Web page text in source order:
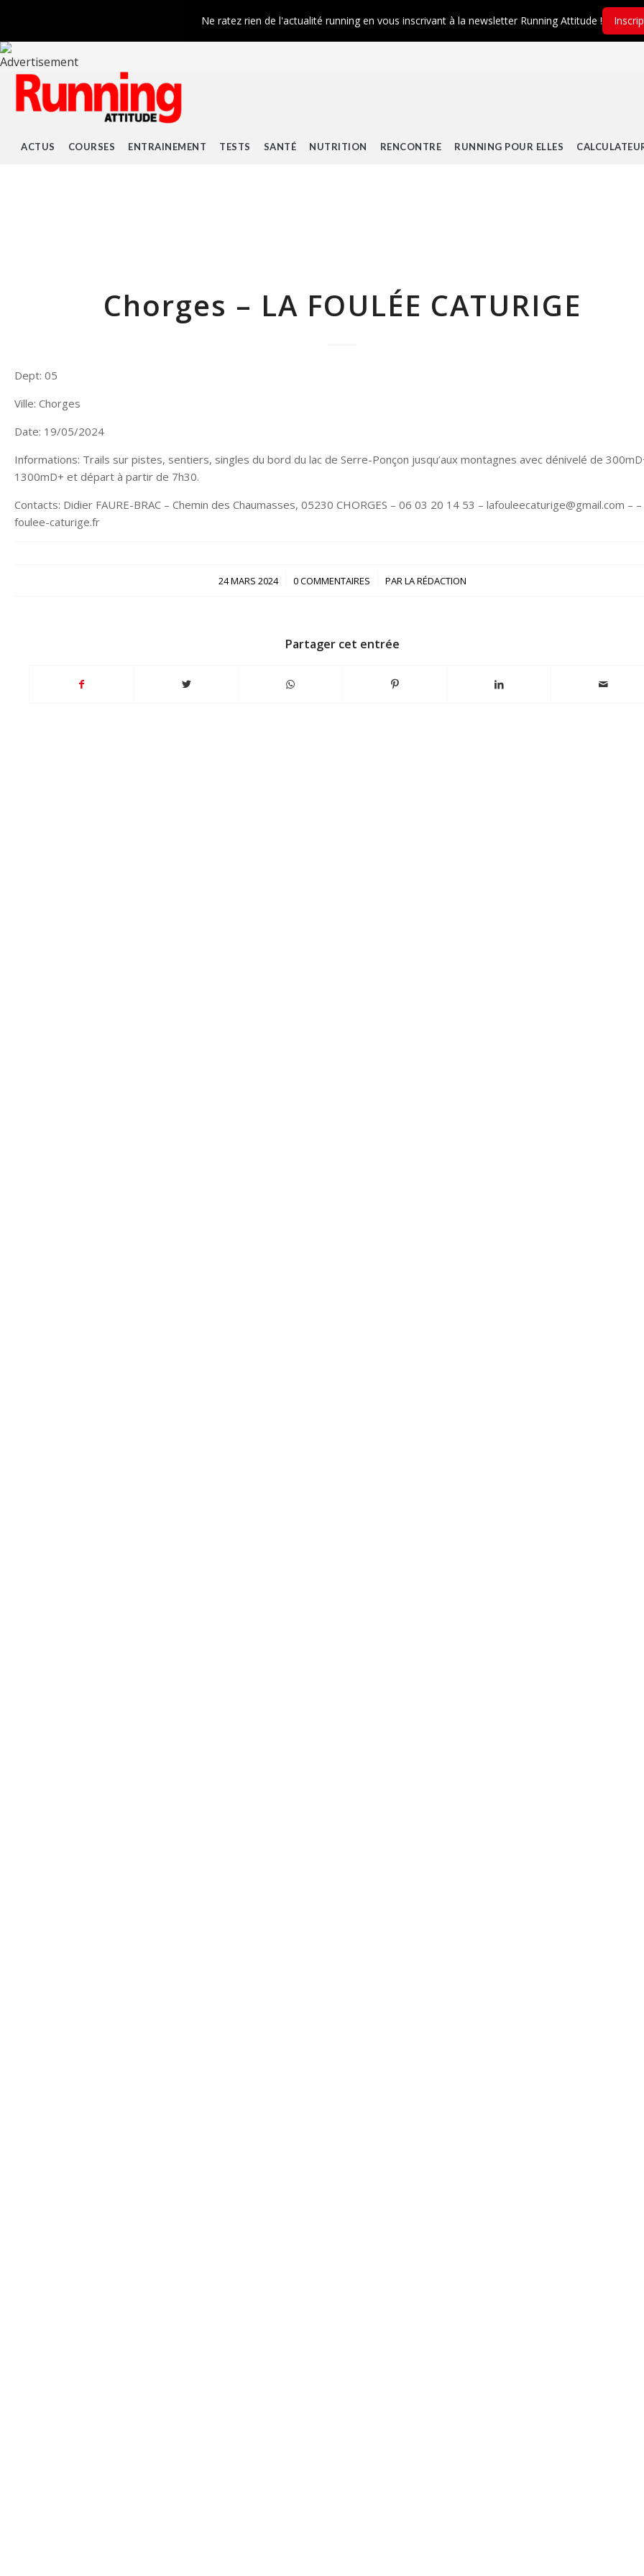
ACTUS COURSES ENTRAINEMENT TESTS SANTÉ NUTRITION RENCONTRE RUNNING POUR ELLES
Chorges – LA FOULÉE CATURIGE
Dept: 05
Ville: Chorges
Date: 19/05/2024
Informations: Trails sur pistes, sentiers, singles du bord du lac de Serre-Ponçon jusqu’aux montagnes avec dénivelé de
1300mD+ et départ à partir de 7h30.
Contacts: Didier FAURE-BRAC – Chemin des Chaumasses, 05230 CHORGES – 06 03 20 14 53 – lafouleecaturige@gmail.com – –
foulee-caturige.fr
24 MARS 2024
/ 0 COMMENTAIRES
/ PARLA RÉDACTION
Partager cet entrée
Ne ratez rien de l'actualité running en vous inscrivant à la newsletter Running Attitude !